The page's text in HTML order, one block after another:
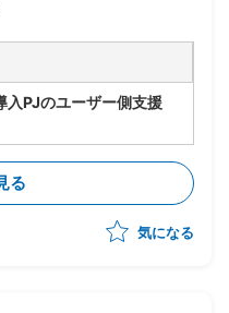
入PJのユーザー側支援
年7月~9月)を担当
と優先順位整理
ドの意識改革推進
る
気になる